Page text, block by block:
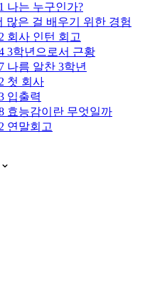
나는 누구인가?
많은 걸 배우기 위한 경험
회사 인턴 회고
3학년으로서 근황
나름 알찬 3학년
첫 회사
입출력
효능감이란 무엇일까
연말회고